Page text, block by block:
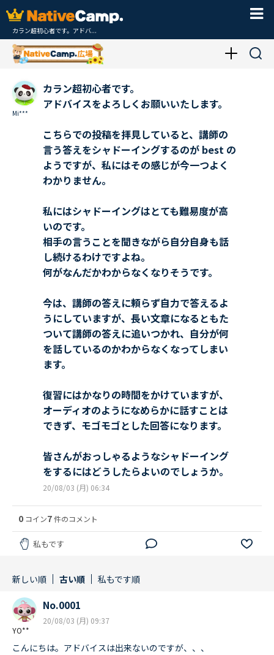
カラン超初心者です。アドバ...
Mi***
カラン超初心者です。
アドバイスをよろしくお願いいたします。
こちらでの投稿を拝見していると、講師の
言う答えをシャドーイングするのが best の
ようですが、私にはその感じが今一つよく
わかりません。
私にはシャドーイングはとても難易度が高
いのです。
相手の言うことを聞きながら自分自身も話
し続けるわけですよね。
何がなんだかわからなくなりそうです。
今は、講師の答えに頼らず自力で答えるよ
うにしていますが、長い文章になるともた
ついて講師の答えに追いつかれ、自分が何
を話しているのかわからなくなってしまい
ます。
復習にはかなりの時間をかけていますが、
オーディオのようになめらかに話すことは
できず、モゴモゴとした回答になります。
皆さんがおっしゃるようなシャドーイング
をするにはどうしたらよいのでしょうか。
20/08/03 (月) 06:34
0 コイン7件のコメント
私もです
新しい順 古い順 私もです順
YO**
No.0001
20/08/03 (月) 09:37
こんにちは。アドバイスは出来ないのですが、、、